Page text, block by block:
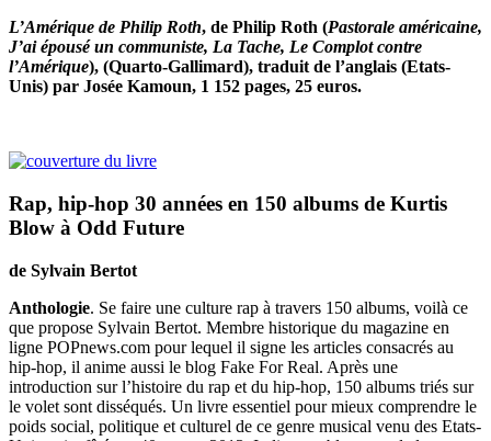
L’Amérique de Philip Roth, de Philip Roth (Pastorale américaine,
J’ai épousé un communiste, La Tache, Le Complot contre
l’Amérique), (Quarto-Gallimard), traduit de l’anglais (Etats-
Unis) par Josée Kamoun, 1 152 pages, 25 euros.
Rap, hip-hop 30 années en 150 albums de Kurtis
Blow à Odd Future
de Sylvain Bertot
Anthologie. Se faire une culture rap à travers 150 albums, voilà ce
que propose Sylvain Bertot. Membre historique du magazine en
ligne POPnews.com pour lequel il signe les articles consacrés au
hip-hop, il anime aussi le blog Fake For Real. Après une
introduction sur l’histoire du rap et du hip-hop, 150 albums triés sur
le volet sont disséqués. Un livre essentiel pour mieux comprendre le
poids social, politique et culturel de ce genre musical venu des Etats-